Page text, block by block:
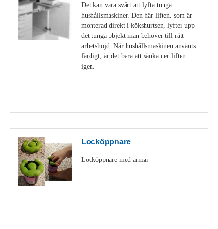
Det kan vara svårt att lyfta tunga
hushållsmaskiner. Den här liften, som är
monterad direkt i kökshurtsen, lyfter upp
det tunga objekt man behöver till rätt
arbetshöjd. När hushållsmaskinen använts
färdigt, är det bara att sänka ner liften
igen.
Locköppnare
Locköppnare med armar